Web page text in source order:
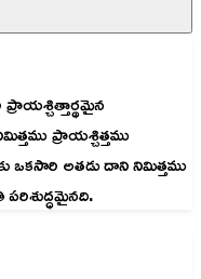
ప్రాయశ్చిత్తము
ఒకసారి అతడు దాని నిమిత్తము